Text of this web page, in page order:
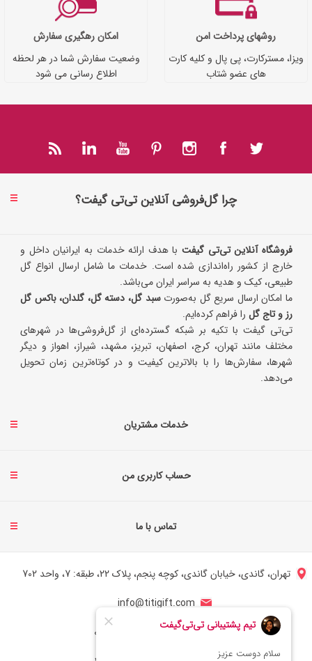
روشهای پرداخت امن
ویزا، مسترکارت، پی پال و کلیه کارت
های عضو شتاب
امکان رهگیری سفارش
وضعیت سفارش شما در هر لحظه
اطلاع رسانی می شود
چرا گل‌فروشی آنلاین تی‌تی گیفت؟
فروشگاه آنلاین تی‌تی گیفتبا هدف ارائه خدمات به ایرانیان داخل و
خارج از کشور راه‌اندازی شده است. خدمات ما شامل ارسال انواع گل
طبیعی، کیک و هدیه به سراسر ایران می‌باشد.
ما امکان ارسال سریع گل به‌صورتسبد گل، دسته گل، گلدان، باکس گل
رز و تاج گل را فراهم کرده‌ایم.
تی‌تی گیفت با تکیه بر شبکه گسترده‌ای از گل‌فروشی‌ها در شهرهای
مختلف مانند تهران، کرج، اصفهان، تبریز، مشهد، شیراز، اهواز و دیگر
شهرها، سفارش‌ها را با بالاترین کیفیت و در کوتاه‌ترین زمان تحویل
می‌دهد.
خدمات مشتریان
حساب کاربری من
تماس با ما
تهران، گاندی، خیابان گاندی، کوچه پنجم، پلاک 22، طبقه: 7، واحد 702
info@titigift.com
شماره تماس ایران: 02166066403